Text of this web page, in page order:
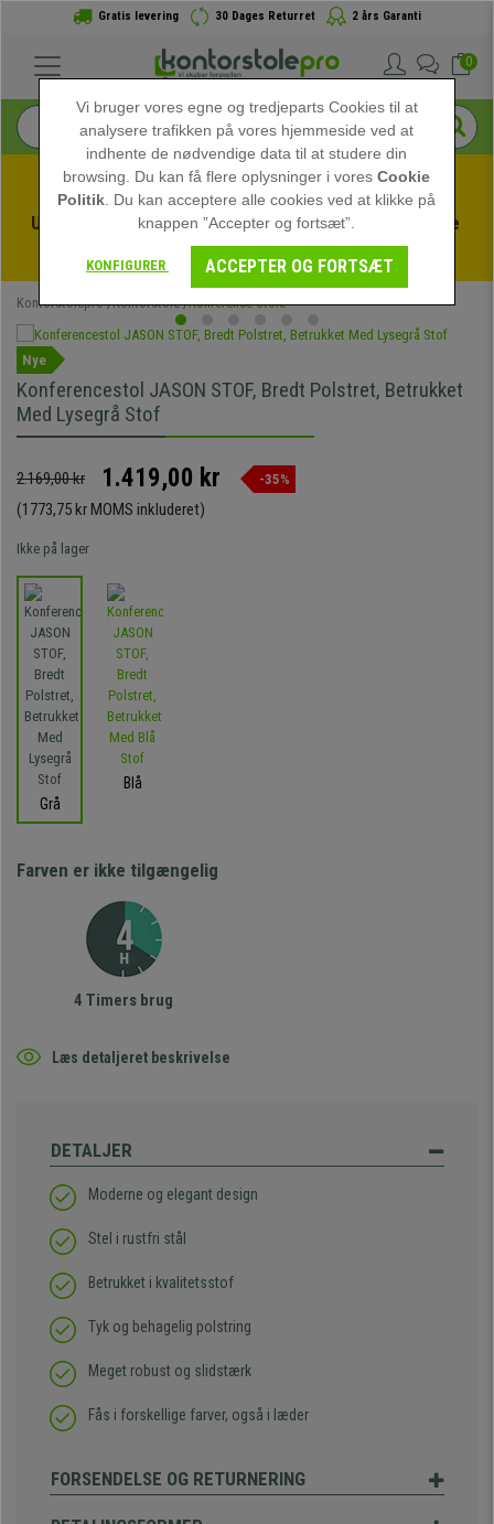
Gratis levering 30 Dages Returret 2 års Garanti
0
Udnyt sommerudsalget hos kontorstolepro! Eksklusive
rabatter i en begrænset periode - Se tilbuddet
Kontorstolepro Kontorstole Konference Stole
Nye
Konferencestol JASON STOF, Bredt Polstret, Betrukket
Med Lysegrå Stof
2.169,00 kr 1.419,00 kr -35%
(1773,75 kr MOMS inkluderet)
Ikke på lager
Grå
Blå
Farven er ikke tilgængelig
4 Timers brug
Læs detaljeret beskrivelse
DETALJER
Moderne og elegant design
Stel i rustfri stål
Betrukket i kvalitetsstof
Tyk og behagelig polstring
Meget robust og slidstærk
Fås i forskellige farver, også i læder
FORSENDELSE OG RETURNERING
Vi bruger vores egne og tredjeparts Cookies til at
analysere trafikken på vores hjemmeside ved at
indhente de nødvendige data til at studere din
browsing. Du kan få flere oplysninger i voresCookie
Politik . Du kan acceptere alle cookies ved at klikke på
knappen ”Accepter og fortsæt”.
KONFIGURER ACCEPTER OG FORTSÆT